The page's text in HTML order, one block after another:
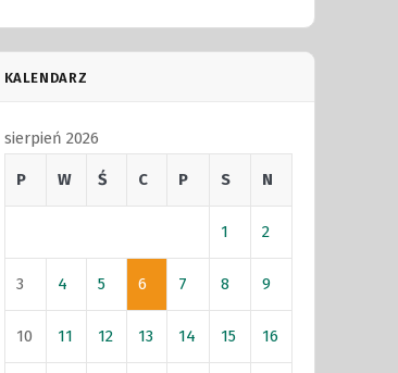
KALENDARZ
sierpień 2026
P W Ś C P S N
1 2
3 4 5 6 7 8 9
10 11 12 13 14 15 16